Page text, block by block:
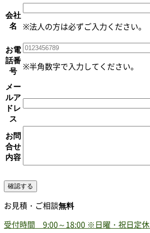
会社
名
※法人の方は必ずご入力ください。
お電
話番
号 ※半角数字で入力してください。
メー
ルア
ドレ
ス
お問
合せ
内容
お見積・ご相談無料
受付時間 9:00～18:00 ※日曜・祝日定休